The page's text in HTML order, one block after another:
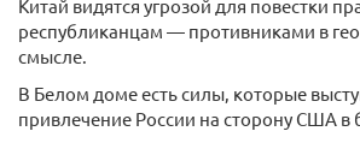
Китай видятся угрозой для повестки
республиканцам — противниками в
смысле.
В Белом доме есть силы, которые
привлечение России на сторону США в